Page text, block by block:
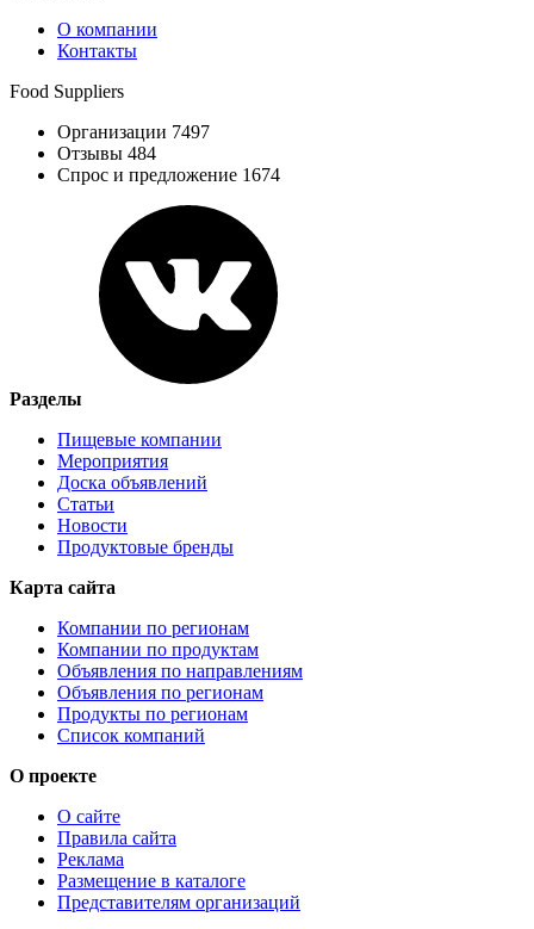
О компании
Контакты
Food Suppliers
Организации 7497
Отзывы 484
Спрос и предложение 1674
Разделы
Пищевые компании
Мероприятия
Доска объявлений
Статьи
Новости
Продуктовые бренды
Карта сайта
Компании по регионам
Компании по продуктам
Объявления по направлениям
Объявления по регионам
Продукты по регионам
Список компаний
О проекте
О сайте
Правила сайта
Реклама
Размещение в каталоге
Представителям организаций